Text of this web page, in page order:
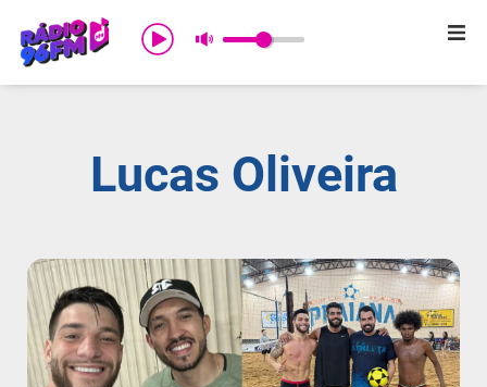
Início
Promoções
Notícias
Comercial
Lucas Oliveira